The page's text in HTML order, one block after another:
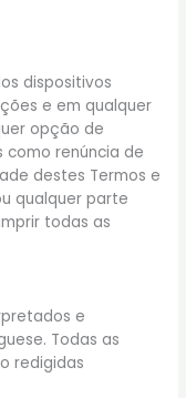
dispositivos
e em qualquer
opção de
renúncia de
destes Termos e
qualquer parte
todas as
e
Todas as
redigidas